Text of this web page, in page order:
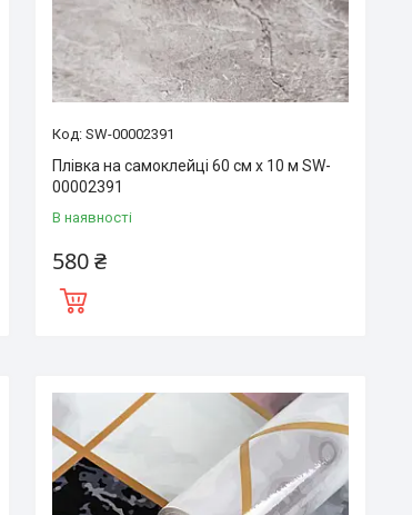
SW-00002391
Плівка на самоклейці 60 см х 10 м SW-
00002391
В наявності
580 ₴